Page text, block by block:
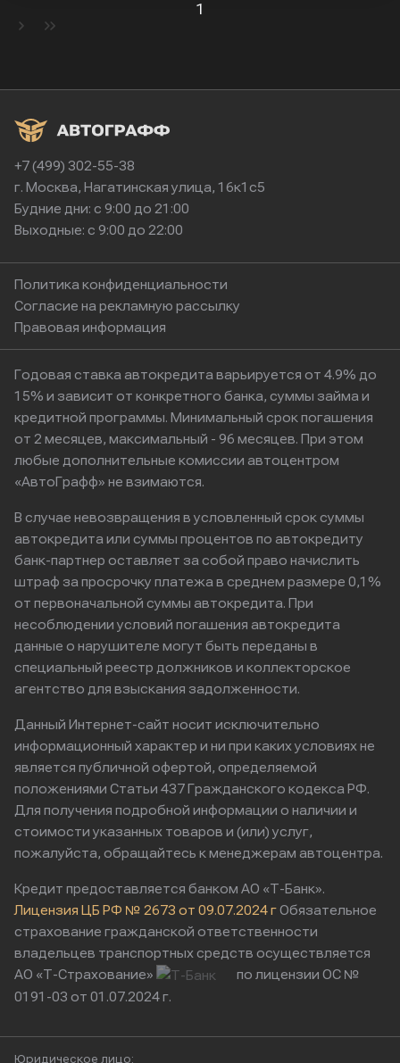
1
+7 (499) 302-55-38
г. Москва, Нагатинская улица, 16к1с5
Будние дни: с 9:00 до 21:00
Выходные: с 9:00 до 22:00
Политика конфиденциальности
Согласие на рекламную рассылку
Правовая информация
Годовая ставка автокредита варьируется от 4.9% до
15% и зависит от конкретного банка, суммы займа и
кредитной программы. Минимальный срок погашения
от 2 месяцев, максимальный - 96 месяцев. При этом
любые дополнительные комиссии автоцентром
«АвтоГрафф» не взимаются.
В случае невозвращения в условленный срок суммы
автокредита или суммы процентов по автокредиту
банк-партнер оставляет за собой право начислить
штраф за просрочку платежа в среднем размере 0,1%
от первоначальной суммы автокредита. При
несоблюдении условий погашения автокредита
данные о нарушителе могут быть переданы в
специальный реестр должников и коллекторское
агентство для взыскания задолженности.
Данный Интернет-сайт носит исключительно
информационный характер и ни при каких условиях не
является публичной офертой, определяемой
положениями Статьи 437 Гражданского кодекса РФ.
Для получения подробной информации о наличии и
стоимости указанных товаров и (или) услуг,
пожалуйста, обращайтесь к менеджерам автоцентра.
Кредит предоставляется банком АО «Т-Банк».
Лицензия ЦБ РФ № 2673 от 09.07.2024 гОбязательное
страхование гражданской ответственности
владельцев транспортных средств осуществляется
АО «Т-Страхование»
по лицензии ОС №
0191-03 от 01.07.2024 г.
Юридическое лицо: